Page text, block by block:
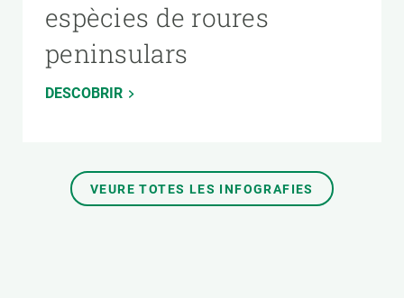
espècies de roures
peninsulars
DESCOBRIR
VEURE TOTES LES INFOGRAFIES